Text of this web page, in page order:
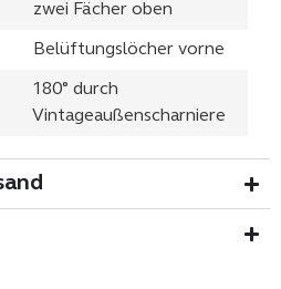
zwei Fächer oben
Belüftungslöcher vorne
180° durch
Vintageaußenscharniere